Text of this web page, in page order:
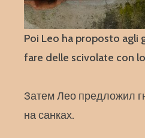
Poi Leo ha proposto agli
fare delle scivolate con
Затем Лео предложил
на санках.